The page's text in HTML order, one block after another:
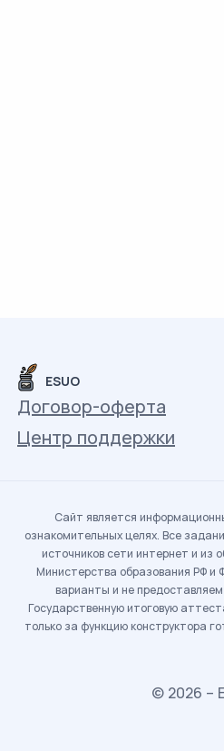
ESUO
Договор-оферта
Центр поддержки
Сайт является
ознакомительных целях. Все
источников сети интернет и из
Министерства образования РФ
варианты и не
Государственную итоговую
только за функцию конструктора
© 2026 –